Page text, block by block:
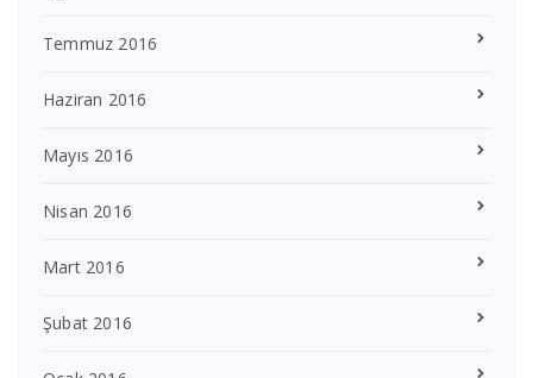
Temmuz 2016
Haziran 2016
Mayıs 2016
Nisan 2016
Mart 2016
Şubat 2016